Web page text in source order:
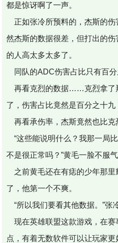
都是惊讶啊了一声。
正如张冷所预料的，杰斯的伤
然杰斯的数据很差，但打出的
的人高太多太多了。
同队的ADC伤害占比只有百分
再看克烈的数据……克烈拿了
了，伤害占比竟然是百分之十九
再看承伤率，杰斯竟然也比克
“这些能说明什么？我那一局
不是很正常吗？”黄毛一脸不服气
之前黄毛还在有痣的少年那里
了，他第一个不爽。
“所以我们要看其他数据。”张
现在英雄联盟这款游戏，在赛
点，有着无数软件可以让玩家更